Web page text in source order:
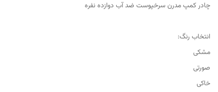
چادر کمپ مدرن سرخپوست ضد آب دوازده نفره
انتخاب رنگ:
مشکی
صورتی
خاکی